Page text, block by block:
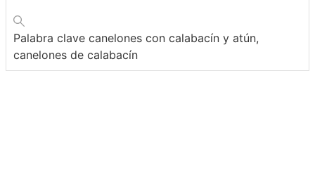
Palabra clave canelones con calabacín y atún,
canelones de calabacín